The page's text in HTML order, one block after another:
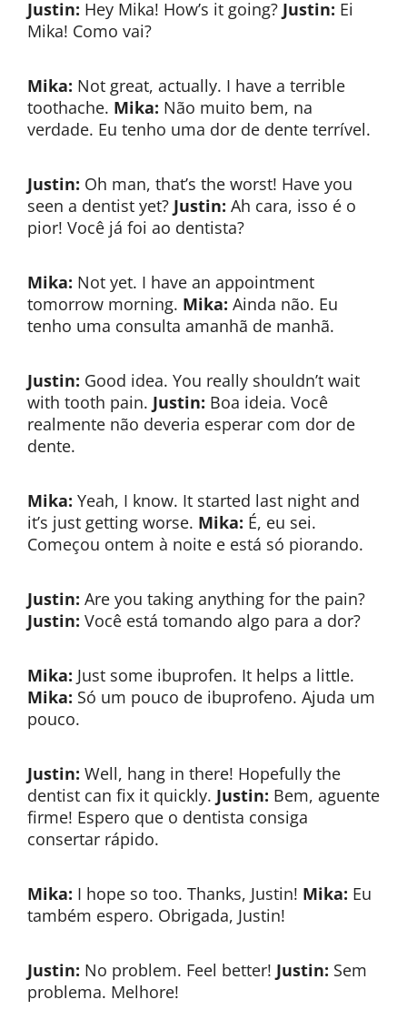
Justin: Hey Mika! How’s it going? Justin: Ei
Mika! Como vai?
Mika: Not great, actually. I have a terrible
toothache. Mika: Não muito bem, na
verdade. Eu tenho uma dor de dente terrível.
Justin: Oh man, that’s the worst! Have you
seen a dentist yet? Justin: Ah cara, isso é o
pior! Você já foi ao dentista?
Mika: Not yet. I have an appointment
tomorrow morning. Mika: Ainda não. Eu
tenho uma consulta amanhã de manhã.
Justin: Good idea. You really shouldn’t wait
with tooth pain. Justin: Boa ideia. Você
realmente não deveria esperar com dor de
dente.
Mika: Yeah, I know. It started last night and
it’s just getting worse. Mika: É, eu sei.
Começou ontem à noite e está só piorando.
Justin: Are you taking anything for the pain?
Justin: Você está tomando algo para a dor?
Mika: Just some ibuprofen. It helps a little.
Mika: Só um pouco de ibuprofeno. Ajuda um
pouco.
Justin: Well, hang in there! Hopefully the
dentist can fix it quickly. Justin: Bem, aguente
firme! Espero que o dentista consiga
consertar rápido.
Mika: I hope so too. Thanks, Justin! Mika: Eu
também espero. Obrigada, Justin!
Justin: No problem. Feel better! Justin: Sem
problema. Melhore!